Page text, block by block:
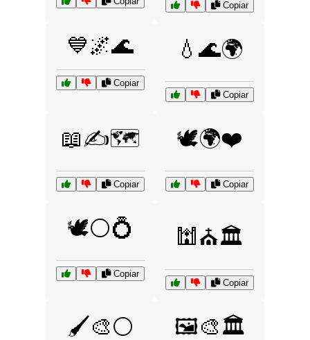
Copiar
💙🌌🌊
Copiar
💧🌊🌍
Copiar
📖✍️🗺️
Copiar
🕊️🌍❤️
Copiar
🕊️⚪💍
Copiar
🕍⛪🏛️
Copiar
🖌️🎨⚪ 🖼️🎨🏛️